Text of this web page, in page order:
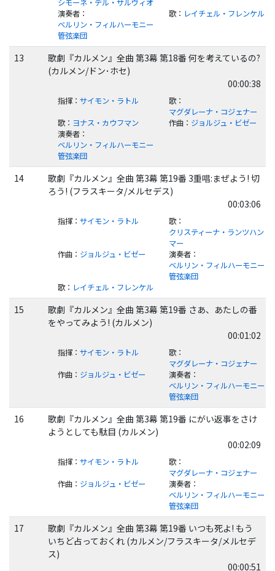
シモーネ・デル・サルヴィオ
演奏者：
ベルリン・フィルハーモニー
管弦楽団
歌： レイチェル・フレンケル
13
歌劇『カルメン』全曲 第3幕 第18番 何を考えているの?
(カルメン/ドン･ホセ)
00:00:38
指揮： サイモン・ラトル 歌：
マグダレーナ・コジェナー
歌： ヨナス・カウフマン 作曲： ジョルジュ・ビゼー
演奏者：
ベルリン・フィルハーモニー
管弦楽団
14
歌劇『カルメン』全曲 第3幕 第19番 3重唱:まぜよう! 切
ろう! (フラスキータ/メルセデス)
00:03:06
指揮： サイモン・ラトル 歌：
クリスティーナ・ランツハン
マー
作曲： ジョルジュ・ビゼー 演奏者：
ベルリン・フィルハーモニー
管弦楽団
歌： レイチェル・フレンケル
15
歌劇『カルメン』全曲 第3幕 第19番 さあ、あたしの番
をやってみよう! (カルメン)
00:01:02
指揮： サイモン・ラトル 歌：
マグダレーナ・コジェナー
作曲： ジョルジュ・ビゼー 演奏者：
ベルリン・フィルハーモニー
管弦楽団
16
歌劇『カルメン』全曲 第3幕 第19番 にがい返事をさけ
ようとしても駄目 (カルメン)
00:02:09
指揮： サイモン・ラトル 歌：
マグダレーナ・コジェナー
作曲： ジョルジュ・ビゼー 演奏者：
ベルリン・フィルハーモニー
管弦楽団
17
歌劇『カルメン』全曲 第3幕 第19番 いつも死よ! もう
いちど占っておくれ (カルメン/フラスキータ/メルセデ
ス)
00:00:51